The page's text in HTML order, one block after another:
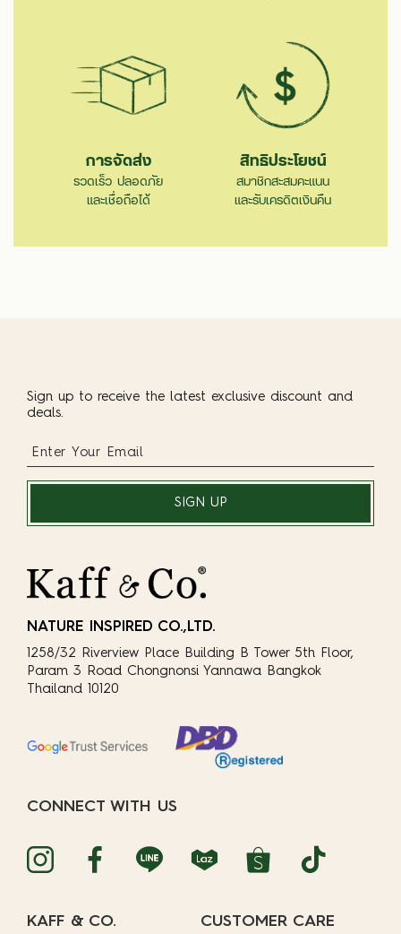
การจัดส่ง
รวดเร็ว ปลอดภัย
และเชื่อถือได้
สิทธิประโยชน์
สมาชิกสะสมคะแนน
และรับเครดิตเงินคืน
Sign up to receive the latest exclusive discount and
deals.
SIGN UP
NATURE INSPIRED CO.,LTD.
1258/32 Riverview Place Building B Tower 5th Floor,
Param 3 Road Chongnonsi Yannawa Bangkok
Thailand 10120
CONNECT WITH US
KAFF & CO. CUSTOMER CARE